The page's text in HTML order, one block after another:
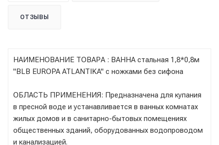
ОТЗЫВЫ
НАИМЕНОВАНИЕ ТОВАРА : ВАННА стальная 1,8*0,8м
"BLB EUROPA ATLANTIKA" с ножками без сифона
ОБЛАСТЬ ПРИМЕНЕНИЯ: Предназначена для купания
в пресной воде и устанавливается в ванных комнатах
жилых домов и в санитарно-бытовых помещениях
общественных зданий, оборудованных водопроводом
и канализацией.